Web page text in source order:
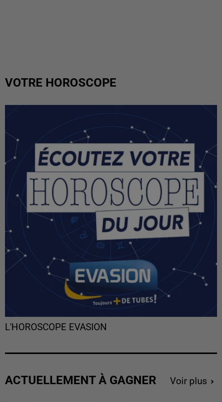
VOTRE HOROSCOPE
L'HOROSCOPE EVASION
ACTUELLEMENT À GAGNER Voir plus